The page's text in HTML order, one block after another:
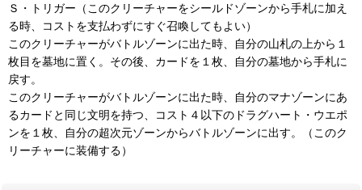
Ｓ・トリガー（このクリーチャーをシールドゾーンから手札に加え
る時、コストを支払わずにすぐ召喚してもよい）
このクリーチャーがバトルゾーンに出た時、自分の山札の上から１
枚目を墓地に置く。その後、カードを１枚、自分の墓地から手札に
戻す。
このクリーチャーがバトルゾーンに出た時、自分のマナゾーンにあ
るカードと同じ文明を持つ、コスト４以下のドラグハート・ウエポ
ンを１枚、自分の超次元ゾーンからバトルゾーンに出す。（このク
リーチャーに装備する）